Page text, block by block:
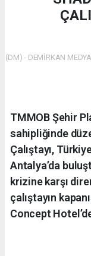
(DM) - DEMİRKAN
​TMMOB Şehir
sahipliğinde
Çalıştayı,
Antalya’da
krizine karşı
çalıştayın
Concept